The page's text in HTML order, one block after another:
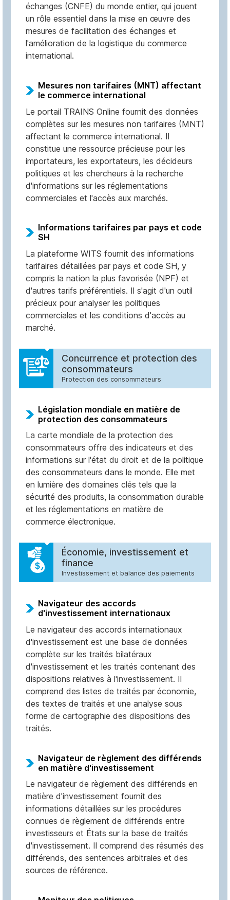
échanges (CNFE) du monde entier, qui jouent
un rôle essentiel dans la mise en œuvre des
mesures de facilitation des échanges et
l'amélioration de la logistique du commerce
international.
Mesures non tarifaires (MNT) affectant
le commerce international
Le portail TRAINS Online fournit des données
complètes sur les mesures non tarifaires (MNT)
affectant le commerce international. Il
constitue une ressource précieuse pour les
importateurs, les exportateurs, les décideurs
politiques et les chercheurs à la recherche
d'informations sur les réglementations
commerciales et l'accès aux marchés.
Informations tarifaires par pays et code
SH
La plateforme WITS fournit des informations
tarifaires détaillées par pays et code SH, y
compris la nation la plus favorisée (NPF) et
d'autres tarifs préférentiels. Il s'agit d'un outil
précieux pour analyser les politiques
commerciales et les conditions d'accès au
marché.
Concurrence et protection des
consommateurs
Protection des consommateurs
Législation mondiale en matière de
protection des consommateurs
La carte mondiale de la protection des
consommateurs offre des indicateurs et des
informations sur l'état du droit et de la politique
des consommateurs dans le monde. Elle met
en lumière des domaines clés tels que la
sécurité des produits, la consommation durable
et les réglementations en matière de
commerce électronique.
Économie, investissement et
finance
Investissement et balance des paiements
Navigateur des accords
d'investissement internationaux
Le navigateur des accords internationaux
d'investissement est une base de données
complète sur les traités bilatéraux
d'investissement et les traités contenant des
dispositions relatives à l'investissement. Il
comprend des listes de traités par économie,
des textes de traités et une analyse sous
forme de cartographie des dispositions des
traités.
Navigateur de règlement des différends
en matière d'investissement
Le navigateur de règlement des différends en
matière d'investissement fournit des
informations détaillées sur les procédures
connues de règlement de différends entre
investisseurs et États sur la base de traités
d'investissement. Il comprend des résumés des
différends, des sentences arbitrales et des
sources de référence.